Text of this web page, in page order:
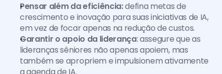
Pensar além da eficiência: defina metas de
crescimento e inovação para suas iniciativas de IA,
em vez de focar apenas na redução de custos.
Garantir o apoio da liderança: assegure que as
lideranças sêniores não apenas apoiem, mas
também se apropriem e impulsionem ativamente